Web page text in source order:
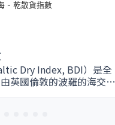
- 乾散貨指數
Dry Index, BDI）是全
英國倫敦的波羅的海交易
運市場的供需狀況。 BDI